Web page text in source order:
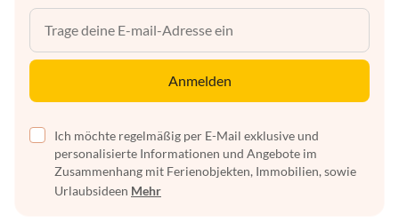
Anmelden
Ich möchte regelmäßig per E-Mail exklusive und
personalisierte Informationen und Angebote im
Zusammenhang mit Ferienobjekten, Immobilien, sowie
Urlaubsideen Mehr